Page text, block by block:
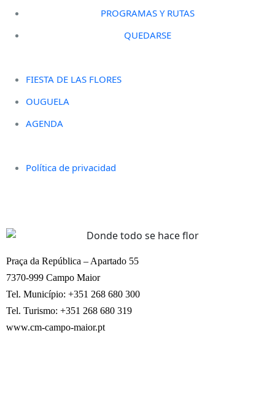
PROGRAMAS Y RUTAS
QUEDARSE
FIESTA DE LAS FLORES
OUGUELA
AGENDA
Política de privacidad
Praça da República – Apartado 55
7370-999 Campo Maior
Tel. Município: +351 268 680 300
Tel. Turismo: +351 268 680 319
www.cm-campo-maior.pt